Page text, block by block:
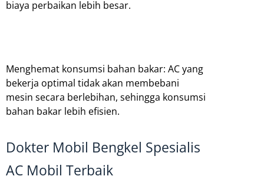
biaya perbaikan lebih besar.
Menghemat konsumsi bahan bakar: AC yang
bekerja optimal tidak akan membebani
mesin secara berlebihan, sehingga konsumsi
bahan bakar lebih efisien.
Dokter Mobil Bengkel Spesialis
AC Mobil Terbaik